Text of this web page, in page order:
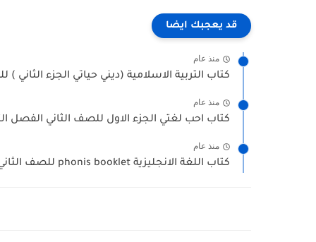
قد يعجبك ايضا
منذ عام
كتاب التربية الاسلامية (ديني حياتي الجزء الثاني )
منذ عام
كتاب احب لغتي الجزء الاول للصف الثاني الفصل الثاني 2025-
منذ عام
كتاب اللغة الانجليزية phonis booklet للصف الثاني الفصل الثاني 2025-2026...